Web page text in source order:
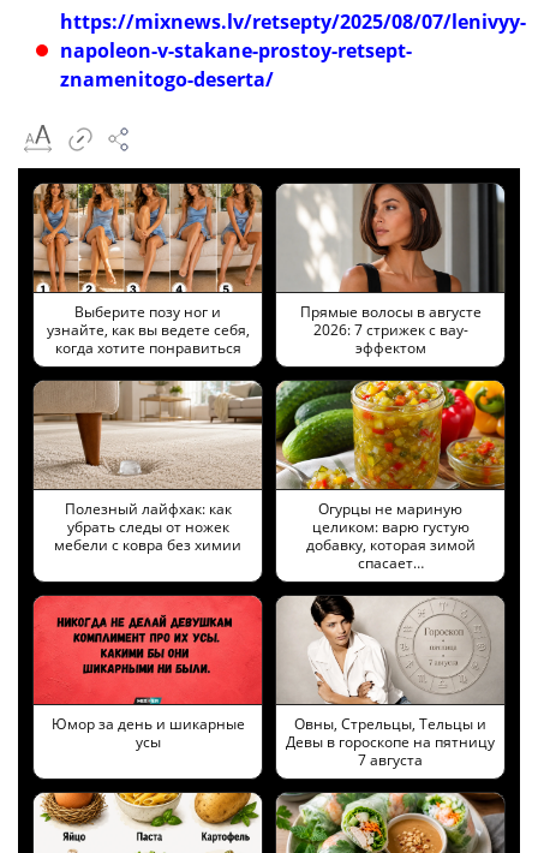
https://mixnews.lv/retsepty/2025/08/07/lenivyy-
napoleon-v-stakane-prostoy-retsept-
znamenitogo-deserta/
Выберите позу ног и
узнайте, как вы ведете себя,
когда хотите понравиться
Прямые волосы в августе
2026: 7 стрижек с вау-
эффектом
Полезный лайфхак: как
убрать следы от ножек
мебели с ковра без химии
Огурцы не мариную
целиком: варю густую
добавку, которая зимой
спасает…
Юмор за день и шикарные
усы
Овны, Стрельцы, Тельцы и
Девы в гороскопе на пятницу
7 августа